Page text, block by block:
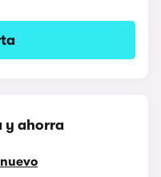
y ahorra